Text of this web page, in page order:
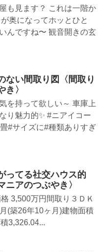
も見ます？ これは一階か
奥になってホッとひと
んですね〜 観音開きの玄
ない間取り図〈間取り
き〉
を持って欲しい～ 車庫上
り魅力的✨ #ニアイコー
#サイズに#種類ありすぎ
てる社交ハウス的
ニアのつぶやき〉
3,500万円間取り３ＤＫ
(築26年10ヶ月)建物面積
3,326.04...